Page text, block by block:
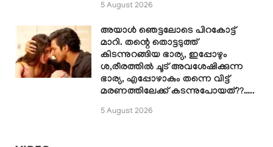
5 August 2026
അയാൾ ഞെട്ടലോടെ പിറകോട്ട്
മാറി. തന്റെ തൊട്ടടുത്ത്
കിടന്നുറങ്ങിയ ഭാര്യ, ഇപ്പോഴും
ശ,രീരത്തിൽ ചൂട് അവശേഷിക്കുന്ന
ഭാര്യ, എപ്പോഴാകും തന്നെ വിട്ട്
മരണത്തിലേക്ക് കടന്നുപോയത്??…..
5 August 2026